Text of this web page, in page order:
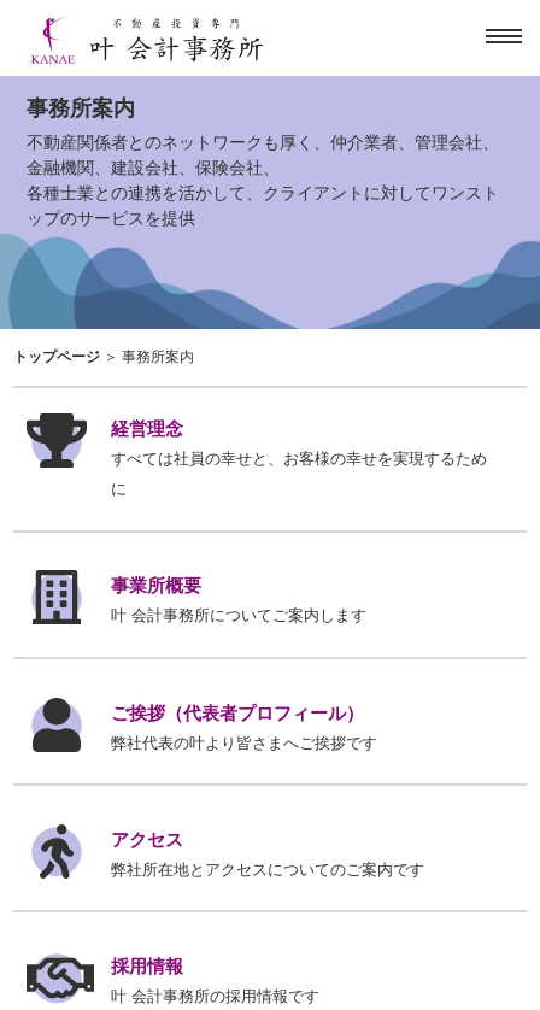
事務所案内
不動産関係者とのネットワークも厚く、仲介業者、管理会社、
金融機関、建設会社、保険会社、
各種士業との連携を活かして、クライアントに対してワンスト
ップのサービスを提供
トップページ ＞ 事務所案内
経営理念
すべては社員の幸せと、お客様の幸せを実現するため
に
事業所概要
叶 会計事務所についてご案内します
ご挨拶（代表者プロフィール）
弊社代表の叶より皆さまへご挨拶です
アクセス
弊社所在地とアクセスについてのご案内です
採用情報
叶 会計事務所の採用情報です